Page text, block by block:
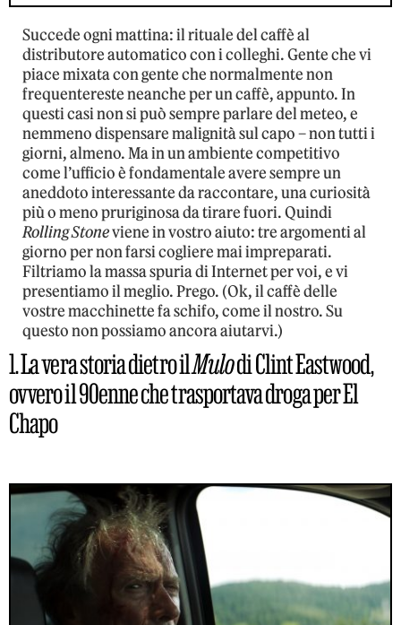
Succede ogni mattina: il rituale del caffè al
distributore automatico con i colleghi. Gente che vi
piace mixata con gente che normalmente non
frequentereste neanche per un caffè, appunto. In
questi casi non si può sempre parlare del meteo, e
nemmeno dispensare malignità sul capo – non tutti i
giorni, almeno. Ma in un ambiente competitivo
come l’ufficio è fondamentale avere sempre un
aneddoto interessante da raccontare, una curiosità
più o meno pruriginosa da tirare fuori. Quindi
Rolling Stoneviene in vostro aiuto: tre argomenti al
giorno per non farsi cogliere mai impreparati.
Filtriamo la massa spuria di Internet per voi, e vi
presentiamo il meglio. Prego. (Ok, il caffè delle
vostre macchinette fa schifo, come il nostro. Su
questo non possiamo ancora aiutarvi.)
1. La vera storia dietro ilMulodi Clint Eastwood,
ovvero il 90enne che trasportava droga per El
Chapo